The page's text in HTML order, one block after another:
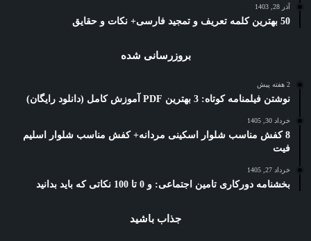
آذر 28, 1403
50 بهترین کلمه تعریف و تمجید فارسی+ نکات و حقایق
بروزرسانی شده
2 هفته پیش
نوشتن فیلمنامه کوتاه: 3 بهترین PDF آموزش کامل (دانلود رایگان)
خرداد 30, 1405
8 کفش مناسب شلوار اسکینی مردانه+ کفش مناسب شلوار اسلیم
فیت
خرداد 27, 1405
بخشنامه دورکاری تامین اجتماعی: و 0 تا 100 نکاتی که باید بدانید
جذاب باشید